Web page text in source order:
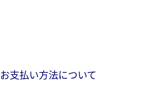
お支払い方法について